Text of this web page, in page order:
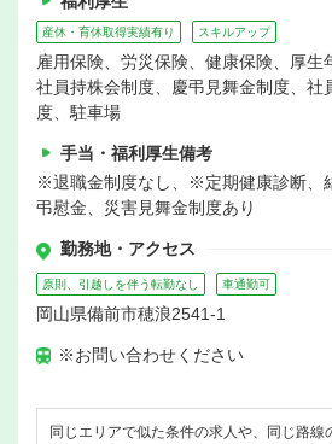
産休・育休取得実績有り スキルアップ
雇用保険、労災保険、健康保険、厚生
社員持株会制度、慶弔見舞金制度、社
度、駐車場
手当・福利厚生備考
※退職金制度なし、※定期健康診断、
弔慰金、災害見舞金制度あり
勤務地・アクセス
原則、引越しを伴う転勤なし 車通勤可
岡山県備前市穂浪2541-1
※お問い合わせください
同じエリアで似た条件の求人や、同じ路線